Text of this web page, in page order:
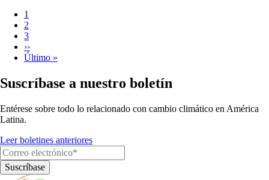
Pagination
Current
page
1
Page
2
Page
3
Next
page
››
Last
Último »
Suscríbase a nuestro boletín
Entérese sobre todo lo relacionado con cambio climático en América
Latina.
Leer boletines anteriores